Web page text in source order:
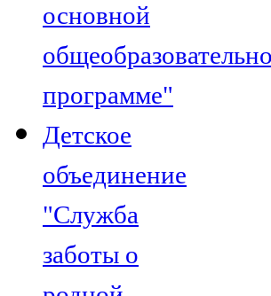
основной
программе"
Детское
объединение
"Служба
заботы о